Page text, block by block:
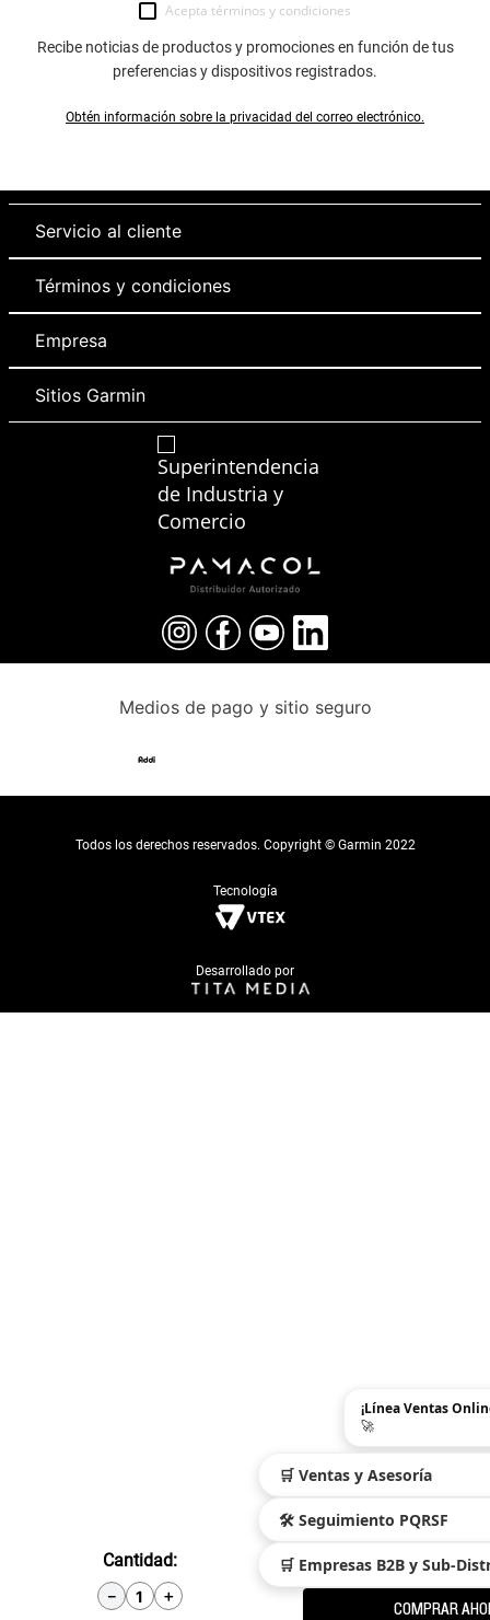
Cantidad
＋
－
COMPRAR
Acepta términos y condiciones
Recibe noticias de productos y promociones en función de tus
preferencias y dispositivos registrados.
Obtén información sobre la privacidad del correo electrónico.
Servicio al cliente
Términos y condiciones
Empresa
Sitios Garmin
Medios de pago y sitio seguro
Todos los derechos reservados. Copyright © Garmin 2022
Tecnología
Desarrollado por
¡Línea Ventas
🚀
🛒 Ventas y Asesoría
🛠️ Seguimiento PQRSF
🛒 Empresas B2B y Sub-